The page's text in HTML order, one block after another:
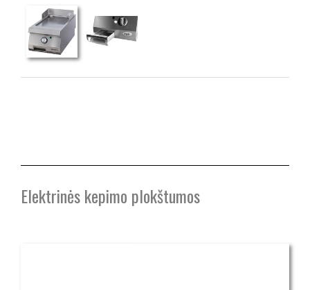
Elektrinės kepimo plokštumos